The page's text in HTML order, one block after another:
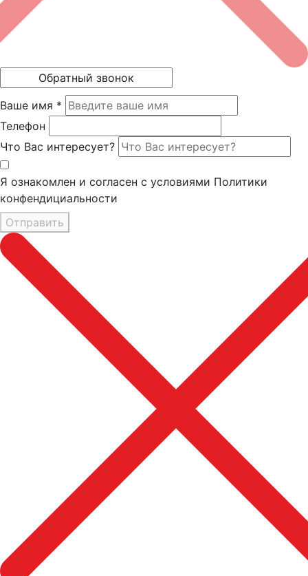
Ваше имя *
Телефон
Что Вас интересует?
Я ознакомлен и согласен с условиями Политики
конфендициальности
Отправить